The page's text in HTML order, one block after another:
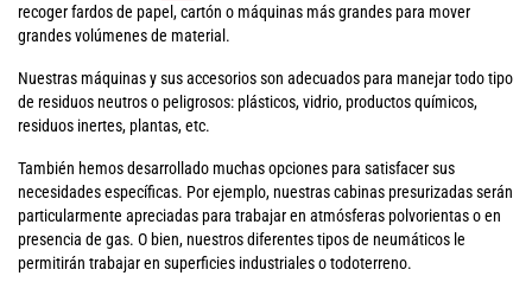
recoger fardos de papel, cartón o máquinas más grandes para mover
grandes volúmenes de material.
Nuestras máquinas y sus accesorios son adecuados para manejar todo tipo
de residuos neutros o peligrosos: plásticos, vidrio, productos químicos,
residuos inertes, plantas, etc.
También hemos desarrollado muchas opciones para satisfacer sus
necesidades específicas. Por ejemplo, nuestras cabinas presurizadas serán
particularmente apreciadas para trabajar en atmósferas polvorientas o en
presencia de gas. O bien, nuestros diferentes tipos de neumáticos le
permitirán trabajar en superficies industriales o todoterreno.